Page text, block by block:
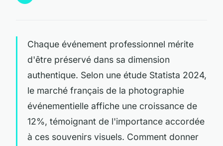
Chaque événement professionnel mérite
d'être préservé dans sa dimension
authentique. Selon une étude Statista 2024,
le marché français de la photographie
événementielle affiche une croissance de
12%, témoignant de l'importance accordée
à ces souvenirs visuels. Comment donner